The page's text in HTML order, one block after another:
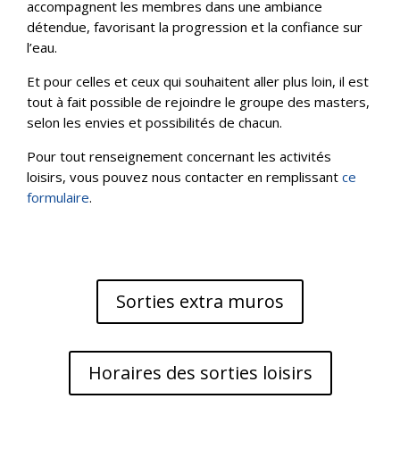
accompagnent les membres dans une ambiance
détendue, favorisant la progression et la confiance sur
l’eau.
Et pour celles et ceux qui souhaitent aller plus loin, il est
tout à fait possible de rejoindre le groupe des masters,
selon les envies et possibilités de chacun.
Pour tout renseignement concernant les activités
loisirs, vous pouvez nous contacter en remplissant ce
formulaire.
Sorties extra muros
Horaires des sorties loisirs